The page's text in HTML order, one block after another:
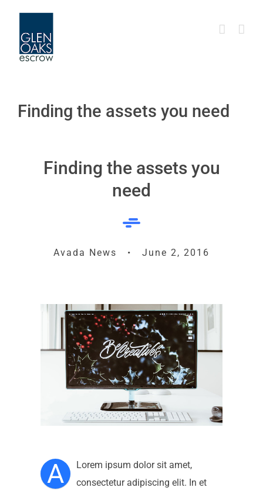
content
Finding the assets you need
Finding the assets you
need
Avada News • June 2, 2016
A
Lorem ipsum dolor sit amet,
consectetur adipiscing elit. In et